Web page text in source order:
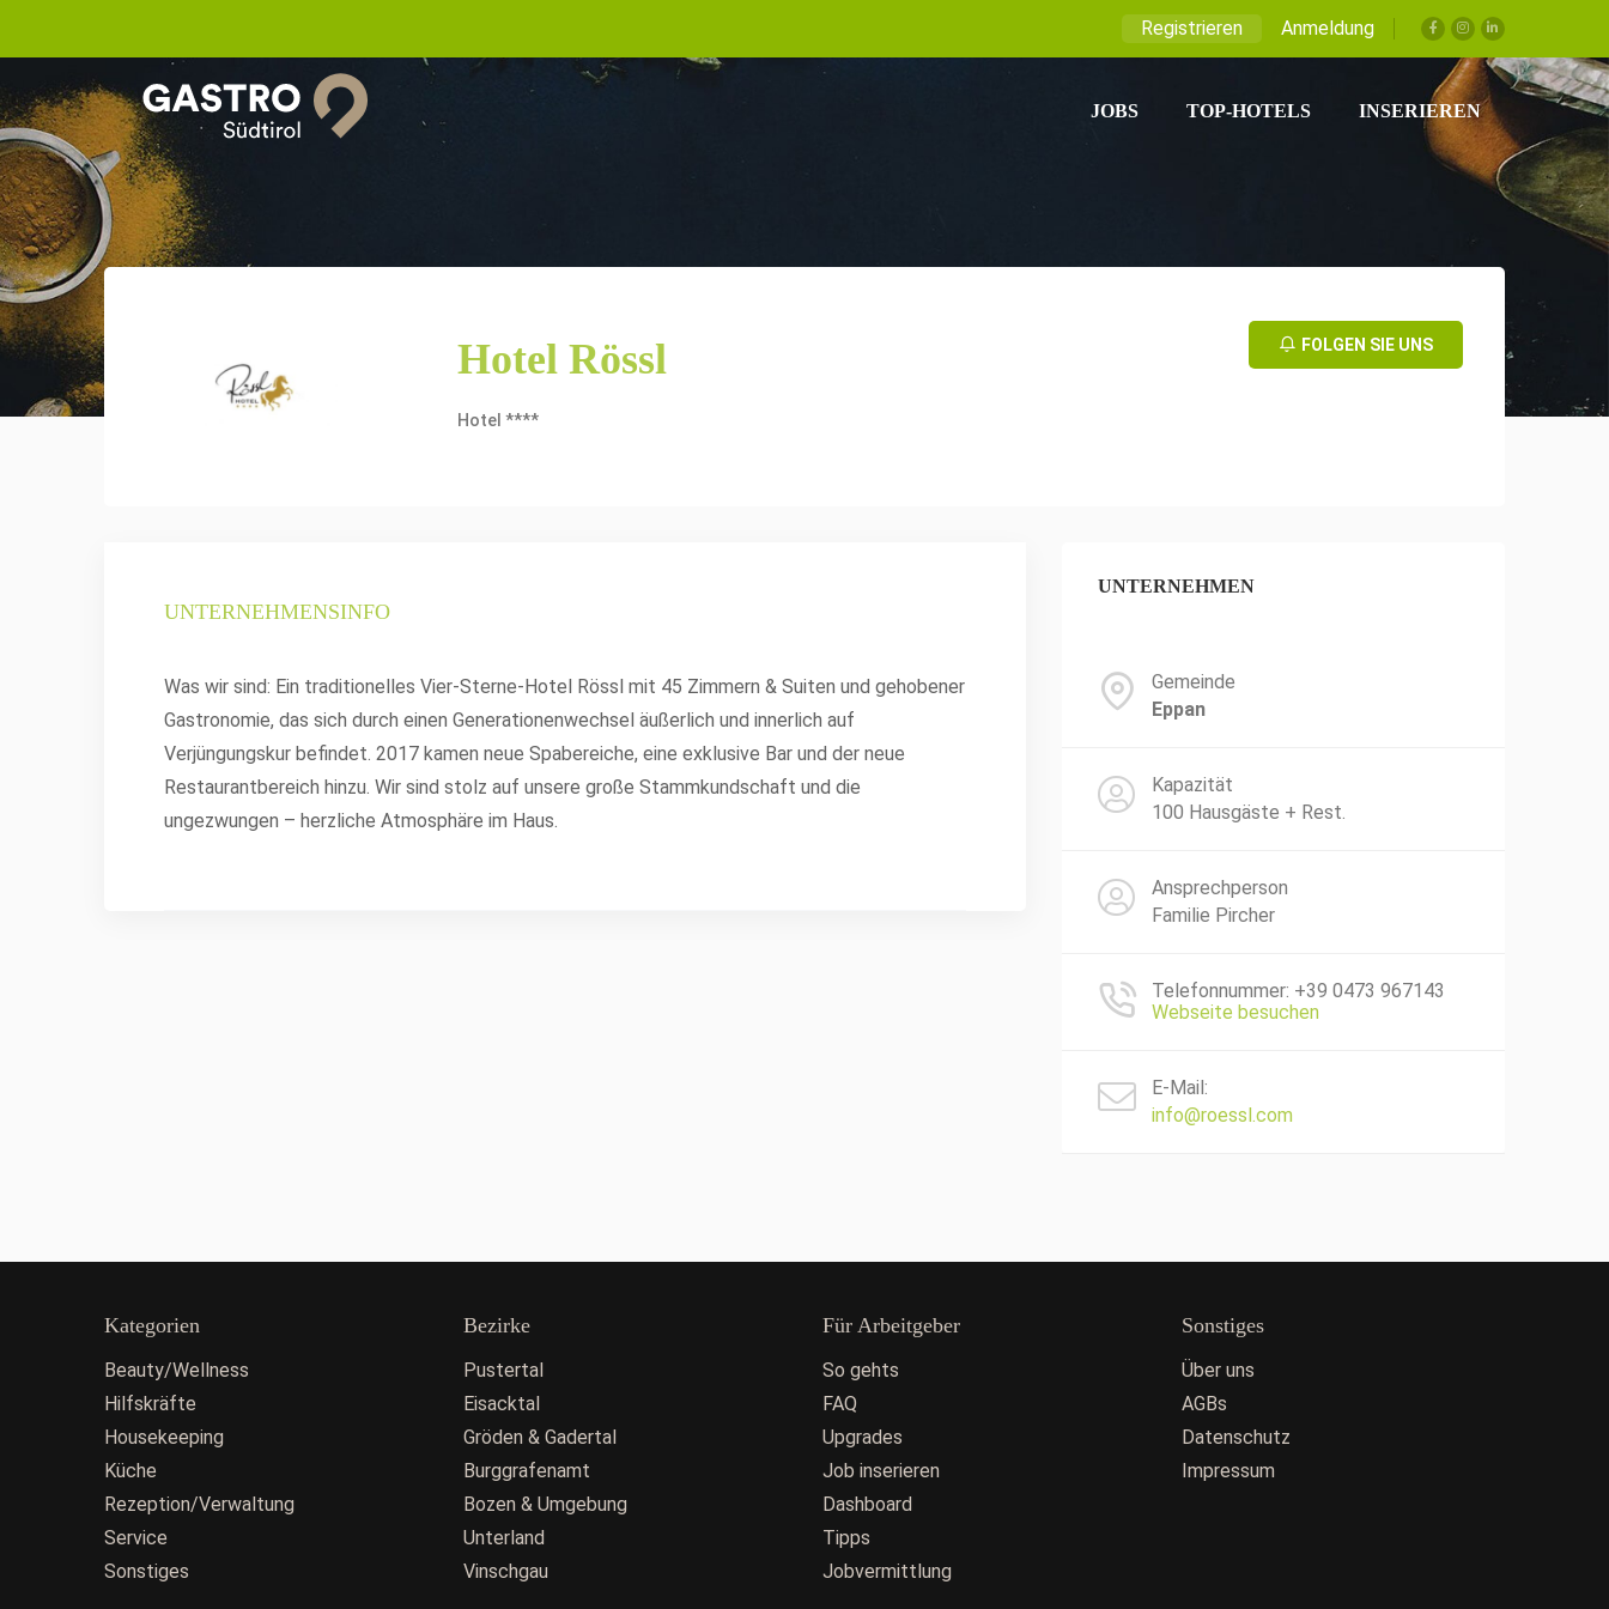
Registrieren Anmeldung
JOBS TOP-HOTELS INSERIEREN
Hotel Rössl
Hotel ****
FOLGEN SIE UNS
UNTERNEHMENSINFO
Was wir sind: Ein traditionelles Vier-Sterne-Hotel Rössl mit 45 Zimmern & Suiten und gehobener
Gastronomie, das sich durch einen Generationenwechsel äußerlich und innerlich auf
Verjüngungskur befindet. 2017 kamen neue Spabereiche, eine exklusive Bar und der neue
Restaurantbereich hinzu. Wir sind stolz auf unsere große Stammkundschaft und die
ungezwungen – herzliche Atmosphäre im Haus.
UNTERNEHMEN
Gemeinde
Eppan
Kapazität
100 Hausgäste + Rest.
Ansprechperson
Familie Pircher
Telefonnummer: +39 0473 967143
Webseite besuchen
E-Mail:
info@roessl.com
Kategorien
Beauty/Wellness
Hilfskräfte
Housekeeping
Küche
Rezeption/Verwaltung
Service
Sonstiges
Bezirke
Pustertal
Eisacktal
Gröden & Gadertal
Burggrafenamt
Bozen & Umgebung
Unterland
Vinschgau
Für Arbeitgeber
So gehts
FAQ
Upgrades
Job inserieren
Dashboard
Tipps
Jobvermittlung
Sonstiges
Über uns
AGBs
Datenschutz
Impressum